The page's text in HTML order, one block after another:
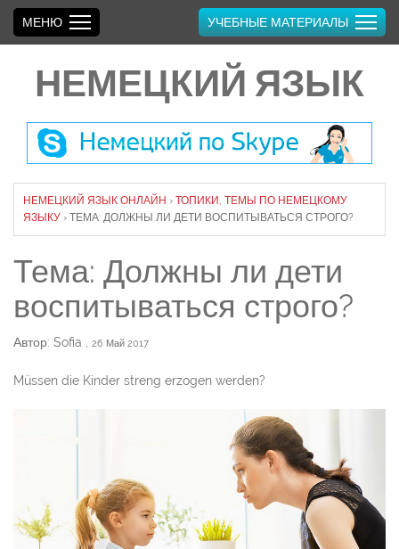
НЕМЕЦКИЙ ЯЗЫК
МЕНЮ УЧЕБНЫЕ МАТЕРИАЛЫ
НЕМЕЦКИЙ ЯЗЫК ОНЛАЙН › ТОПИКИ, ТЕМЫ ПО НЕМЕЦКОМУ
ЯЗЫКУ › ТЕМА: ДОЛЖНЫ ЛИ ДЕТИ ВОСПИТЫВАТЬСЯ СТРОГО?
Тема: Должны ли дети
воспитываться строго?
Автор: Sofia , 26 Май 2017
Müssen die Kinder streng erzogen werden?